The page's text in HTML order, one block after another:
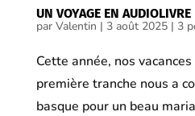
UN VOYAGE EN AUDIOLIVRE
par Valentin | 3 août 2025| 3
Cette année, nos
première tranche nous a
basque pour un beau